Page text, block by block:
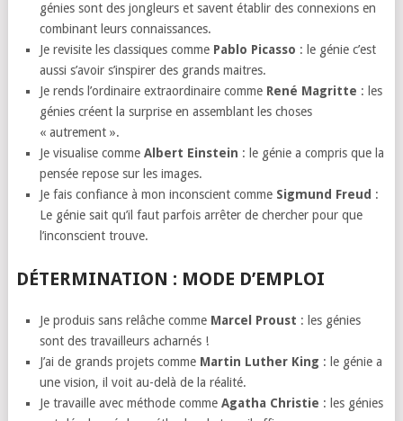
génies sont des jongleurs et savent établir des connexions en
combinant leurs connaissances.
Je revisite les classiques comme Pablo Picasso : le génie c’est
aussi s’avoir s’inspirer des grands maitres.
Je rends l’ordinaire extraordinaire comme René Magritte : les
génies créent la surprise en assemblant les choses
« autrement ».
Je visualise commeAlbert Einstein : le génie a compris que la
pensée repose sur les images.
Je fais confiance à mon inconscient comme Sigmund Freud :
Le génie sait qu’il faut parfois arrêter de chercher pour que
l’inconscient trouve.
DÉTERMINATION : MODE D’EMPLOI
Je produis sans relâche comme Marcel Proust : les génies
sont des travailleurs acharnés !
J’ai de grands projets comme Martin Luther King : le génie a
une vision, il voit au-delà de la réalité.
Je travaille avec méthode commeAgatha Christie : les génies